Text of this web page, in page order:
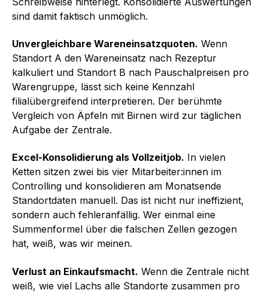
sind damit faktisch unmöglich.
Unvergleichbare Wareneinsatzquoten. Wenn
Standort A den Wareneinsatz nach Rezeptur
kalkuliert und Standort B nach Pauschalpreisen pro
Warengruppe, lässt sich keine Kennzahl
filialübergreifend interpretieren. Der berühmte
Vergleich von Äpfeln mit Birnen wird zur täglichen
Aufgabe der Zentrale.
Excel-Konsolidierung als Vollzeitjob. In vielen
Ketten sitzen zwei bis vier Mitarbeiter:innen im
Controlling und konsolidieren am Monatsende
Standortdaten manuell. Das ist nicht nur ineffizient,
sondern auch fehleranfällig. Wer einmal eine
Summenformel über die falschen Zellen gezogen
hat, weiß, was wir meinen.
Verlust an Einkaufsmacht. Wenn die Zentrale nicht
weiß, wie viel Lachs alle Standorte zusammen pro